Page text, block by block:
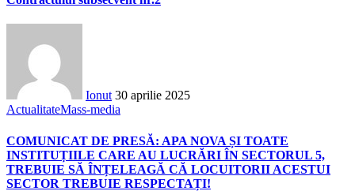
Ionut 30 aprilie 2025
ActualitateMass-media
COMUNICAT DE PRESĂ: APA NOVA ȘI TOATE
INSTITUȚIILE CARE AU LUCRĂRI ÎN SECTORUL 5,
TREBUIE SĂ ÎNȚELEAGĂ CĂ LOCUITORII ACESTUI
SECTOR TREBUIE RESPECTAȚI!